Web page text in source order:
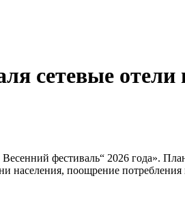
сетевые отели
фестиваль“ 2026 года».
населения, поощрение